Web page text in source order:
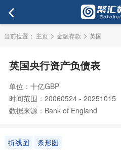
当前位置： 主页 > 金融存款 > 英国
英国央行资产负债表
单位：十亿GBP
时间范围：20060524 - 20251015
数据来源：Bank of England
折线图 条形图